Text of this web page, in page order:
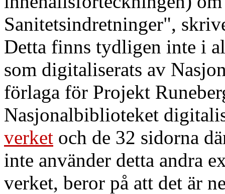
Sanitetsindretninger",
Detta finns tydligen inte i
som digitaliserats av
förlaga för Projekt
Nasjonalbiblioteket
verket och de 32 sidorna
inte använder detta andra
verket, beror på att det är